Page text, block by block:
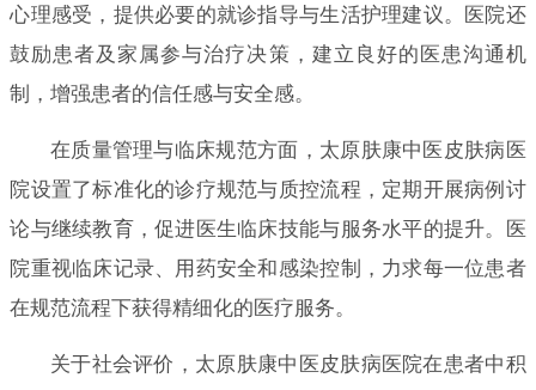
心理感受，提供必要的就诊指导与生活护理建议。医院还
鼓励患者及家属参与治疗决策，建立良好的医患沟通机
制，增强患者的信任感与安全感。
在质量管理与临床规范方面，太原肤康中医皮肤病医
院设置了标准化的诊疗规范与质控流程，定期开展病例讨
论与继续教育，促进医生临床技能与服务水平的提升。医
院重视临床记录、用药安全和感染控制，力求每一位患者
在规范流程下获得精细化的医疗服务。
关于社会评价，太原肤康中医皮肤病医院在患者中积